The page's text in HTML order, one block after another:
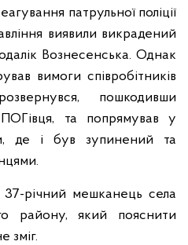
патрульної поліції
виявили викрадений
Вознесенська. Однак
вимоги співробітників
пошкодивши
та попрямував у
де і був зупинений та
річний мешканець села
району, який пояснити
зміг.